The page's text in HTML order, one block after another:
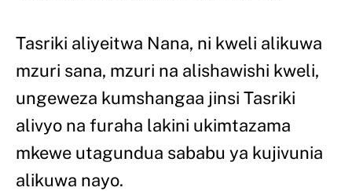
Tasriki aliyeitwa Nana, ni kweli alikuwa
mzuri sana, mzuri na alishawishi kweli,
ungeweza kumshangaa jinsi Tasriki
alivyo na furaha lakini ukimtazama
mkewe utagundua sababu ya kujivunia
alikuwa nayo.